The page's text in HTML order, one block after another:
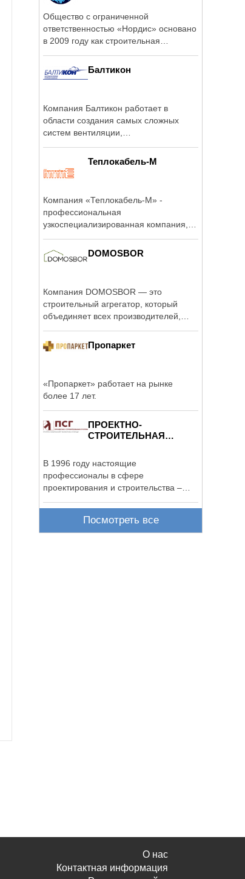
Общество с ограниченной
ответственностью «Нордис» основано
в 2009 году как строительная
Балтикон
Компания Балтикон работает в
области создания самых сложных
систем вентиляции,
Теплокабель-М
Компания «Теплокабель-М» -
профессиональная
узкоспециализированная компания,
DOMOSBOR
Компания DOMOSBOR — это
строительный агрегатор, который
объединяет всех производителей,
Пропаркет
«Пропаркет» работает на рынке
более 17 лет.
ПРОЕКТНО-
СТРОИТЕЛЬНАЯ
В 1996 году настоящие
профессионалы в сфере
проектирования и строительства –
Посмотреть все
О нас
Контактная информация